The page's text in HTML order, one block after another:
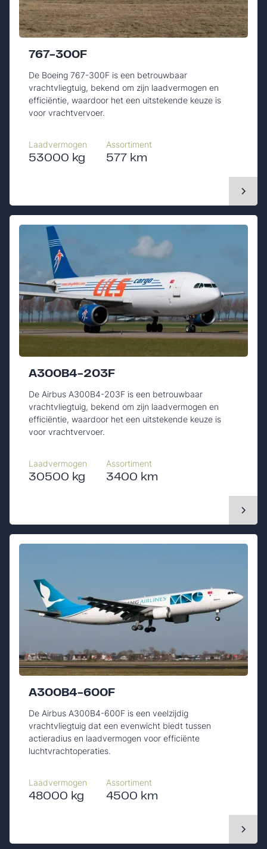
767-300F
De Boeing 767-300F is een betrouwbaar
vrachtvliegtuig, bekend om zijn laadvermogen en
efficiëntie, waardoor het een uitstekende keuze is
voor vrachtvervoer.
Laadvermogen
53000 kg
Assortiment
577 km
A300B4-203F
De Airbus A300B4-203F is een betrouwbaar
vrachtvliegtuig, bekend om zijn laadvermogen en
efficiëntie, waardoor het een uitstekende keuze is
voor vrachtvervoer.
Laadvermogen
30500 kg
Assortiment
3400 km
A300B4-600F
De Airbus A300B4-600F is een veelzijdig
vrachtvliegtuig dat een evenwicht biedt tussen
actieradius en laadvermogen voor efficiënte
luchtvrachtoperaties.
Laadvermogen
48000 kg
Assortiment
4500 km